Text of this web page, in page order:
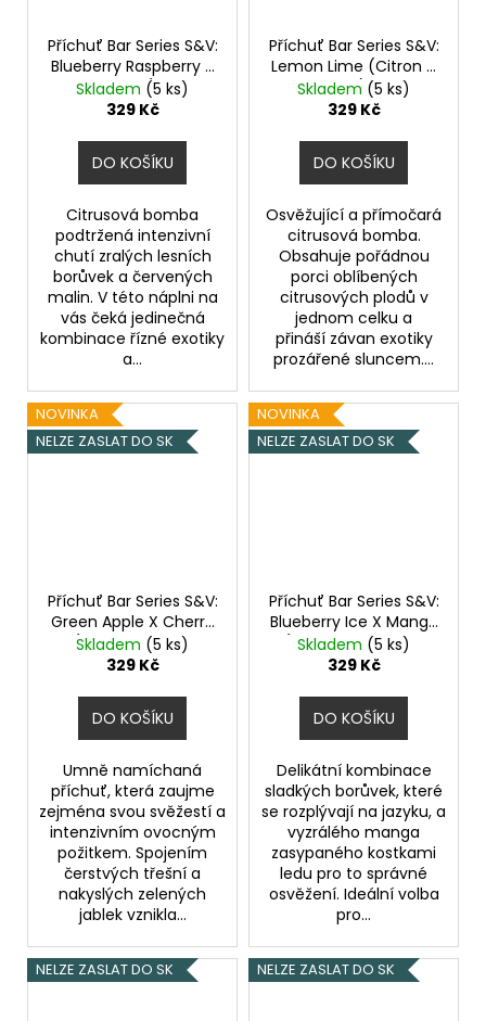
Příchuť Bar Series S&V:
Blueberry Raspberry X
Lemon Lime (Borůvka,
malina, citron a
Skladem (5 ks)
329 Kč
DO KOŠÍKU
Citrusová bomba
podtržená intenzivní
chutí zralých lesních
borůvek a červených
malin. V této náplni na
vás čeká jedinečná
kombinace řízné exotiky
a...
Příchuť Bar Series S&V:
Lemon Lime (Citron a
limetka) 10ml
Skladem (5 ks)
329 Kč
DO KOŠÍKU
Osvěžující a přímočará
citrusová bomba.
Obsahuje pořádnou
porci oblíbených
citrusových plodů v
jednom celku a
přináší závan exotiky
prozářené sluncem....
NOVINKA
NELZE ZASLAT DO SK
Příchuť Bar Series S&V:
Green Apple X Cherry
(Zelené jablko a
třešeň) 10ml
Skladem (5 ks)
329 Kč
DO KOŠÍKU
Umně namíchaná
příchuť, která zaujme
zejména svou svěžestí a
intenzivním ovocným
požitkem. Spojením
čerstvých třešní a
nakyslých zelených
jablek vznikla...
NOVINKA
NELZE ZASLAT DO SK
Příchuť Bar Series S&V:
Blueberry Ice X Mango
(Ledová borůvka a
mango) 10ml
Skladem (5 ks)
329 Kč
DO KOŠÍKU
Delikátní kombinace
sladkých borůvek, které
se rozplývají na jazyku, a
vyzrálého manga
zasypaného kostkami
ledu pro to správné
osvěžení. Ideální volba
pro...
NELZE ZASLAT DO SK NELZE ZASLAT DO SK